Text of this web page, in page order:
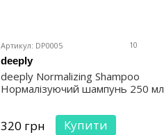
Артикул: DP0005 10
deeply
deeply Normalizing Shampoo
Нормалізуючий шампунь 250 мл
320 грн Купити